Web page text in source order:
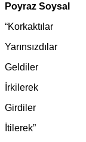
Poyraz Soysal
“Korkaktılar
Yarınsızdılar
Geldiler
İrkilerek
Girdiler
İtilerek”